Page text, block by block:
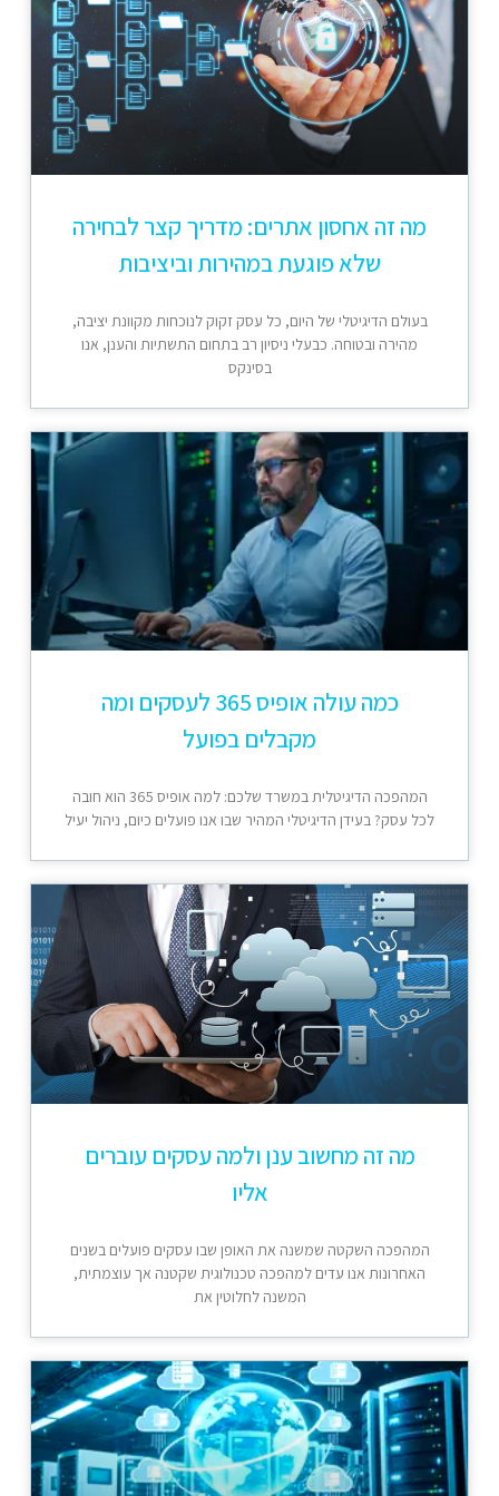
מה זה אחסון אתרים: מדריך קצר לבחירה
שלא פוגעת במהירות וביציבות
בעולם הדיגיטלי של היום, כל עסק זקוק לנוכחות מקוונת יציבה,
מהירה ובטוחה. כבעלי ניסיון רב בתחום התשתיות והענן, אנו
בסינקס
כמה עולה אופיס 365 לעסקים ומה
מקבלים בפועל
המהפכה הדיגיטלית במשרד שלכם: למה אופיס 365 הוא חובה
לכל עסק? בעידן הדיגיטלי המהיר שבו אנו פועלים כיום, ניהול יעיל
מה זה מחשוב ענן ולמה עסקים עוברים
אליו
המהפכה השקטה שמשנה את האופן שבו עסקים פועלים בשנים
האחרונות אנו עדים למהפכה טכנולוגית שקטנה אך עוצמתית,
המשנה לחלוטין את